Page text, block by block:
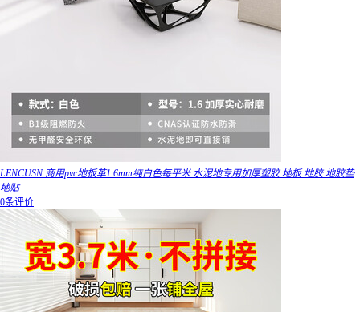
LENCUSN 商用pvc地板革1.6mm纯白色每平米 水泥地专用加厚塑胶 地板 地胶 地胶垫
地贴
0条评价